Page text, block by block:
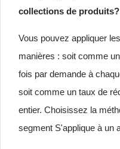
collections de produits?
Vous pouvez appliquer
manières : soit comme
fois par demande à
soit comme un taux de
entier. Choisissez la
segment S'applique à un